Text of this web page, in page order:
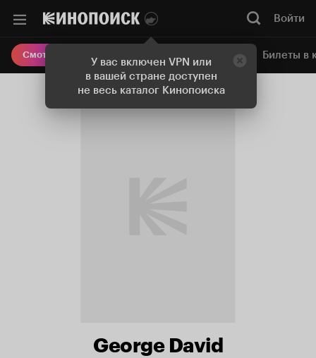
У вас включен VPN или
в вашей стране доступен
не весь каталог Кинопоиска
Войти
Смотреть кино Онлайн-кинотеатр Билеты в
George David